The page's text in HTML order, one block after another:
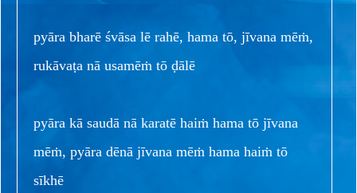
pyāra bharē śvāsa lē rahē, hama tō, jīvana mēṁ,
rukāvaṭa nā usamēṁ tō ḍālē
pyāra kā saudā nā karatē haiṁ hama tō jīvana
mēṁ, pyāra dēnā jīvana mēṁ hama haiṁ tō
sīkhē